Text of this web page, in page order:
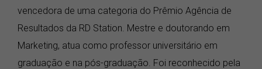
vencedora de uma categoria do Prêmio Agência de
Resultados da RD Station. Mestre e doutorando em
Marketing, atua como professor universitário em
graduação e na pós-graduação. Foi reconhecido pela